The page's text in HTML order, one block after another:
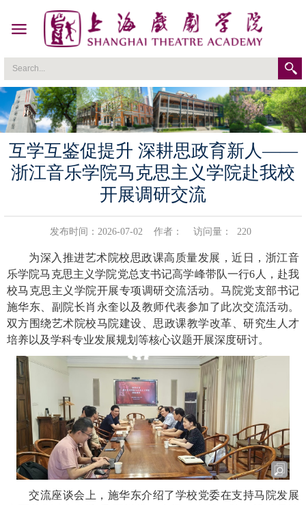
互学互鉴促提升 深耕思政育新人——
浙江音乐学院马克思主义学院赴我校
开展调研交流
发布时间：2026-07-02 作者： 访问量： 220
为深入推进艺术院校思政课高质量发展，近日，浙江音
乐学院马克思主义学院党总支书记高学峰带队一行6 人，赴我
校马克思主义学院开展专项调研交流活动。马院党支部书记
施华东、副院长肖永奎以及教师代表参加了此次交流活动。
双方围绕艺术院校马院建设、 思政课教学改革 、研究生 人才
培养以及学科专业发展规划等核心议题开展深度研讨。
交流座谈会上， 施华东介绍了学校党委在支持马院发展